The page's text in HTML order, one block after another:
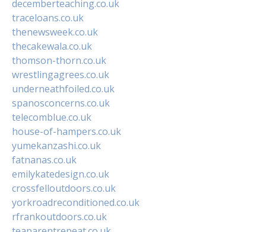
decemberteaching.co.uk
traceloans.co.uk
thenewsweek.co.uk
thecakewala.co.uk
thomson-thorn.co.uk
wrestlingagrees.co.uk
underneathfoiled.co.uk
spanosconcerns.co.uk
telecomblue.co.uk
house-of-hampers.co.uk
yumekanzashi.co.uk
fatnanas.co.uk
emilykatedesign.co.uk
crossfelloutdoors.co.uk
yorkroadreconditioned.co.uk
rfrankoutdoors.co.uk